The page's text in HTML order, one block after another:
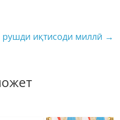
рушди иқтисоди миллӣ →